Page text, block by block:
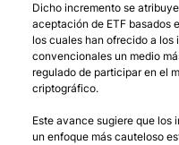
Dicho incremento se
aceptación de ETF basados
los cuales han ofrecido a los
convencionales un medio
regulado de participar en el
criptográfico.
Este avance sugiere que los
un enfoque más cauteloso